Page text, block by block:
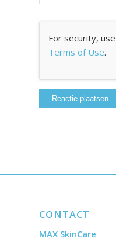
For security,
Terms of Use.
CONTACT
MAX SkinCare